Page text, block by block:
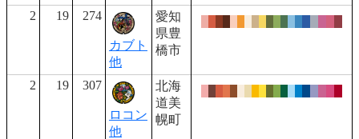
2
19 274
カブト
他
愛知
県豊
橋市
2 19 307
ロコン
他
北海
道美
幌町